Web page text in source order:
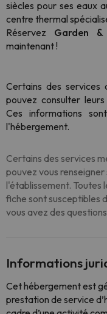
siècles pour ses eaux
centre thermal
Réservez Garden
maintenant !
Certains des services
pouvez consulter
Ces informations
l'hébergement.
Certains des services
pouvez vous
l'établissement. Toutes
fiche sont susceptibles
vous avez des
Informations
Cet hébergement est
prestation de service